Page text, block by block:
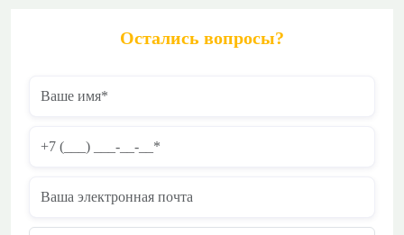
Остались вопросы?